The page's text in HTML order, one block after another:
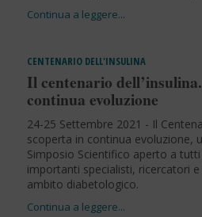
CENTENARIO DELL'INSULINA
Il centenario
continua evoluzione
24-25 Settembre 2021 - Il
scoperta in continua evoluzione,
Simposio Scientifico aperto a
importanti specialisti, ricercatori
ambito diabetologico.